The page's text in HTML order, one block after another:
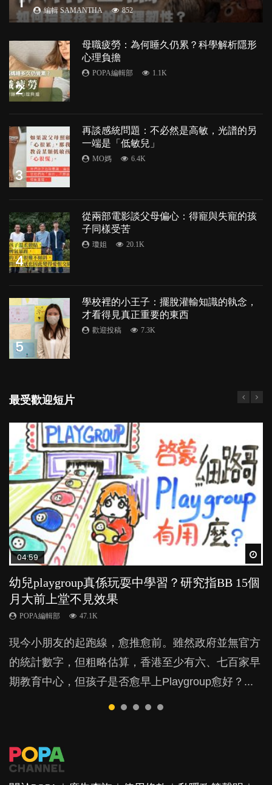
編輯 SAMANTHA 852
2
母職疲勞：為何睡久仍累？科學解析隱形
心理負擔
POPA編輯部 1.1K
3
再談感統問題：不必然是高敏，光譜的另
一端是「低敏兒」
MO媽 6.4K
4
從兩部電影談父母偏心：得寵與失寵的孩
子同樣受苦
瓊姐 20.1K
5
學校裡的小王子：擺脫灌輸知識的執念，
才看得見真正重要的東西
歡迎投稿 7.3K
最受歡迎短片
04:59
幼兒playgroup真係玩耍中學習？研究指BB 15個
月大前上堂不見效果
POPA編輯部 47.1K
現今小朋友的起跑線，愈推愈前。雖然政府並無官方
的統計數字，但粗略估算，香港至少有六、七百家早
期教育中心，但孩子是否愈早上Playgroup愈好？...
03:39
幼稚園遊戲課 如何刺激幼兒自發學習取代獎勵
與懲罰？
POPA編輯部 33.1K
由美國學者所創的 tools of the mind 課程，學生以遊
戲方式學習，學術能力和自制能力亦明顯比其他小朋
友優勝，到底這課程有何特別之處？...
03:02
老公患產後憂鬱症對BB的影響
POPA編輯部 15.9K
鬱，影響日常生活，嚴重的甚至會有自殺，或傷害小
朋友的念頭。但為何爸爸患上產後抑鬱往往難以察
覺？...
04:06
全職好？在職好？｜全職媽媽與在職媽媽的壓
力與價值
POPA編輯部 25.8K
許多媽媽心底可能都有一刻掙扎過：究竟全職好，還
是在職好。雖說每個家庭都有自己的獨特狀況和考慮
因素，但原來全職和在職媽媽所養育的子女其實都各
03:41
BB口腔期乜都放入口，父母該制止還是放手？
POPA編輯部 25.5K
成吮手指的習慣，大個就很難戒，但原來一刀切阻止
他們放東西入口，隨時會影響孩子的身心發展？...